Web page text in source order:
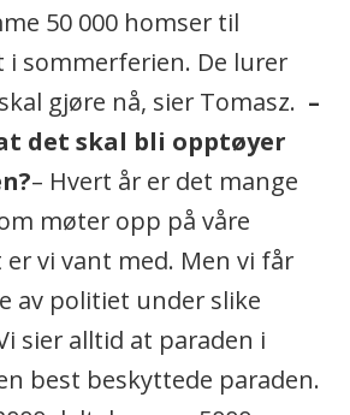
50 000 homser til
i sommerferien. De lurer
gjøre nå, sier Tomasz. –
det skal bli opptøyer
– Hvert år er det mange
møter opp på våre
er vi vant med. Men vi får
av politiet under slike
sier alltid at paraden i
best beskyttede paraden.